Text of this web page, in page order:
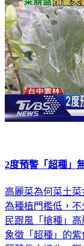
2度預警「超種」
高麗菜為何菜土
為種植門檻低，
民跟風「搶種」
象徵「超種」的